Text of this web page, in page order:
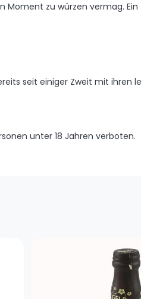
zu würzen vermag.
seit einiger Zweit mit ihren
unter 18 Jahren verboten.